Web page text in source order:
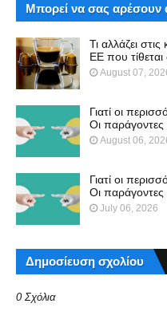
Μπορεί να σας αρέσουν
Τι αλλάζει
ΕΕ που
August 07,
Γιατί οι
Οι
August 06,
Γιατί οι
Οι
July 06, 2026
Δημοσίευση σχολίου
0 Σχόλια